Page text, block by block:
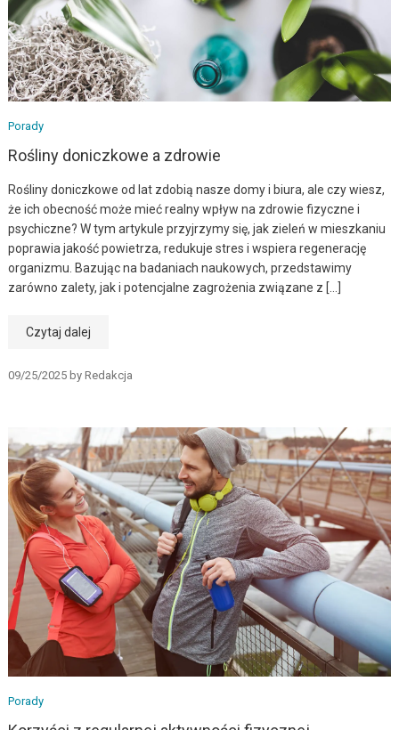
Porady
Rośliny doniczkowe a zdrowie
Rośliny doniczkowe od lat zdobią nasze domy i biura, ale czy wiesz,
że ich obecność może mieć realny wpływ na zdrowie fizyczne i
psychiczne? W tym artykule przyjrzymy się, jak zieleń w mieszkaniu
poprawia jakość powietrza, redukuje stres i wspiera regenerację
organizmu. Bazując na badaniach naukowych, przedstawimy
zarówno zalety, jak i potencjalne zagrożenia związane z […]
Czytaj dalej
09/25/2025by Redakcja
Porady